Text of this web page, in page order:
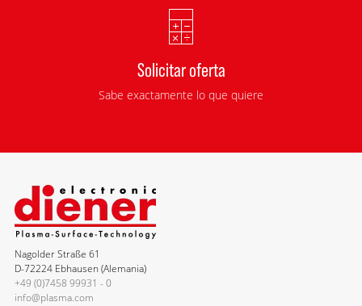
Solicitar oferta
Sabe exactamente lo que quiere
Nagolder Straße 61
D-72224 Ebhausen (Alemania)
+49 (0)7458 99931 - 0
info@plasma.com